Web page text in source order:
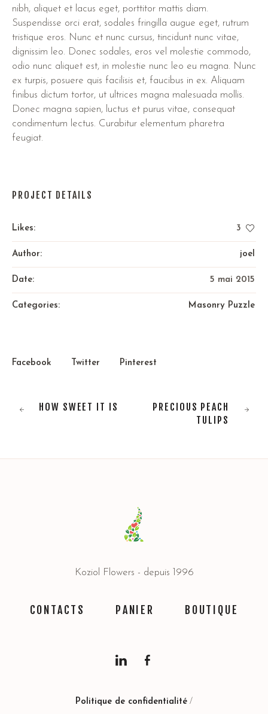
nibh, aliquet et lacus eget, porttitor mattis diam.
Suspendisse orci erat, sodales fringilla augue eget, rutrum
tristique eros. Nunc et nunc cursus, tincidunt nunc vitae,
dignissim leo. Donec sodales, eros vel molestie commodo,
odio nunc aliquet est, in molestie nunc leo eu magna. Nunc
ex turpis, posuere quis facilisis et, faucibus in ex. Aliquam
finibus dictum tortor, ut ultrices magna malesuada mollis.
Donec magna sapien, luctus et purus vitae, consequat
condimentum lectus. Curabitur elementum pharetra
feugiat.
PROJECT DETAILS
Likes: 3
Author: joel
Date: 5 mai 2015
Categories: Masonry Puzzle
Facebook Twitter Pinterest
HOW SWEET IT IS
PRECIOUS PEACH
TULIPS
Koziol Flowers - depuis 1996
CONTACTS PANIER BOUTIQUE
Politique de confidentialité /